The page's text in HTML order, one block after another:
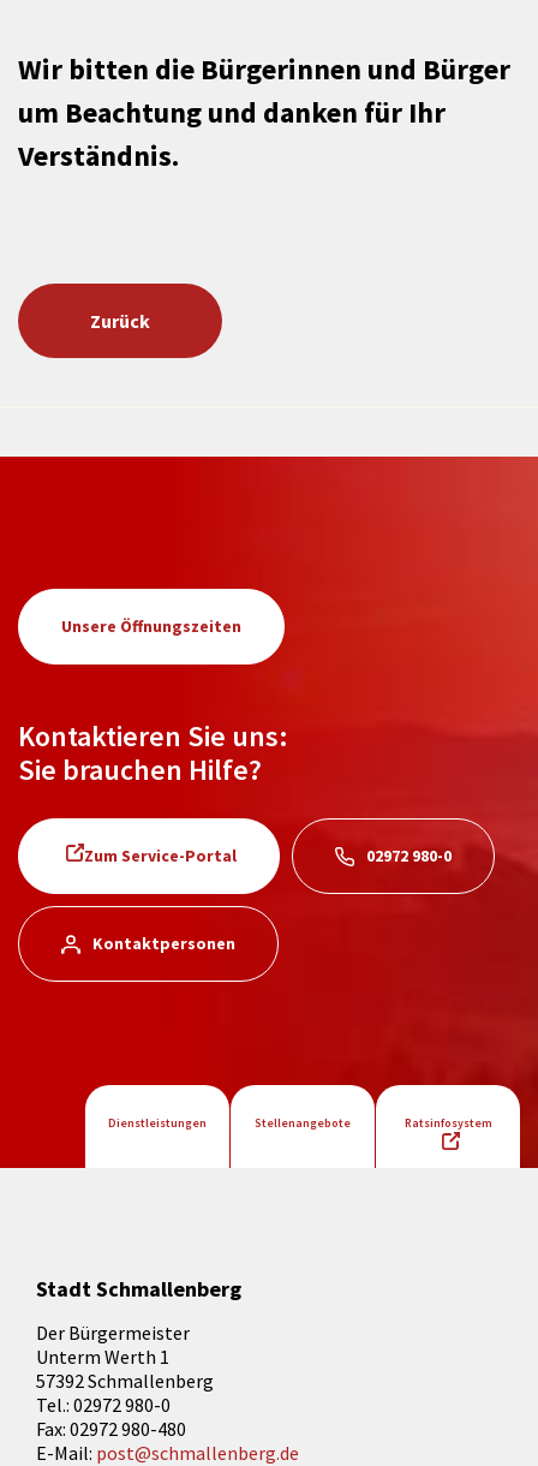
Wir bitten die Bürgerinnen und Bürger
um Beachtung und danken für Ihr
Verständnis.
Zurück
Unsere Öffnungszeiten
Kontaktieren Sie uns:
Sie brauchen Hilfe?
Zum Service-Portal 02972 980-0
Kontaktpersonen
Dienstleistungen Stellenangebote Ratsinfosystem
Stadt Schmallenberg
Der Bürgermeister
Unterm Werth 1
57392 Schmallenberg
Tel.: 02972 980-0
Fax: 02972 980-480
E-Mail: post@schmallenberg.de